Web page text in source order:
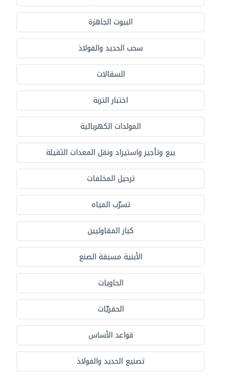
البيوت الجاهزة
سحب الحديد والفولاذ
السقالات
اختبار التربة
المولدات الكهربائية
بيع وتأجير واستيراد ونقل المعدات الثقيلة
ترحيل المخلفات
تسرّب المياه
كبار المقاوليين
الأبنية مسبقة الصنع
الحاويات
الحفريّات
قواعد الأساس
تصنيع الحديد والفولاذ